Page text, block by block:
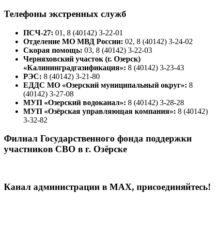
Телефоны экстренных служб
ПСЧ-27: 01, 8 (40142) 3-22-01
Отделение МО МВД России: 02, 8 (40142) 3-24-02
Скорая помощь: 03, 8 (40142) 3-22-03
Черняховский участок (г. Озерск)
«Калининградгазификация»: 8 (40142) 3-23-43
РЭС: 8 (40142) 3-21-80
ЕДДС МО «Озерский муниципальный округ»: 8
(40142) 3-27-08
МУП «Озерский водоканал»: 8 (40142) 3-28-28
МУП «Озёрская управляющая компания»: 8 (40142)
3-32-82
Филиал Государственного фонда поддержки
участников СВО в г. Озёрске
Канал администрации в МАХ, присоединяйтесь!